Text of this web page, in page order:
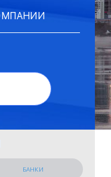
БАНКИ